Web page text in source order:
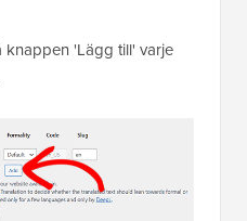
knappen 'Lägg till' varje